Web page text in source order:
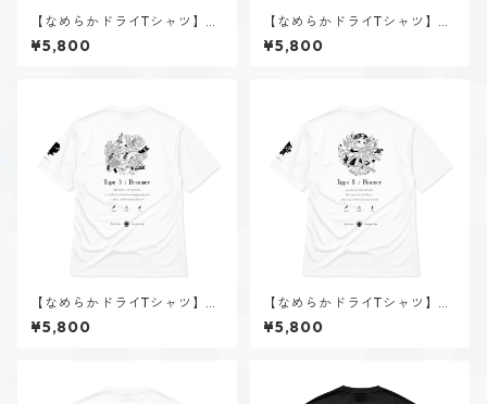
【なめらかドライTシャツ】タ
イプ１-正す人（ホーリー）｜
ホワイト
¥5,800
【なめらかドライTシャツ】タ
イプ６-慎む人（ダーク）｜ブ
ラック
¥5,800
【なめらかドライTシャツ】タ
イプ３-求める人（ホーリー）
｜ホワイト
¥5,800
【なめらかドライTシャツ】タ
イプ８-統べる人（ホーリー）
｜ホワイト
¥5,800